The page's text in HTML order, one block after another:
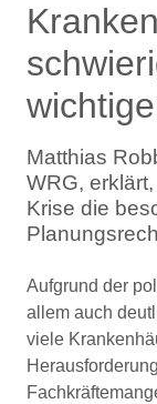
Matthias
WRG,
Krise die
Aufgrund der
allem auch
viele